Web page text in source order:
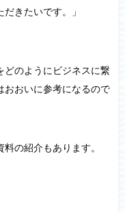
きたいです。」
どのようにビジネスに繋
おおいに参考になるので
の紹介もあります。